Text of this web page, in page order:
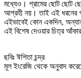
মধ্যেও। গ্রামের ছোট ছোট
আগ্রহী নয়। তাই এই ধরনের
এইভাবেই কোন একদিন,
এই বিশেষ দেওয়ার চিত্র আঁকার
ছবিঃ ঈশিতা চন্দ্র
মূল ইংরেজি থেকে অনুবাদ